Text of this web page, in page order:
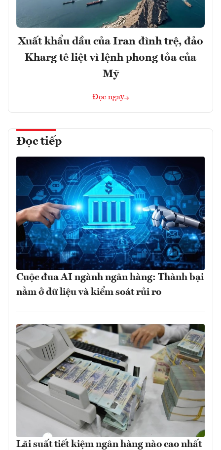
Xuất khẩu dầu của Iran đình trệ, đảo
Kharg tê liệt vì lệnh phong tỏa của
Mỹ
Đọc ngay
Đọc tiếp
Cuộc đua AI ngành ngân hàng: Thành bại
nằm ở dữ liệu và kiểm soát rủi ro
Lãi suất tiết kiệm ngân hàng nào cao nhất